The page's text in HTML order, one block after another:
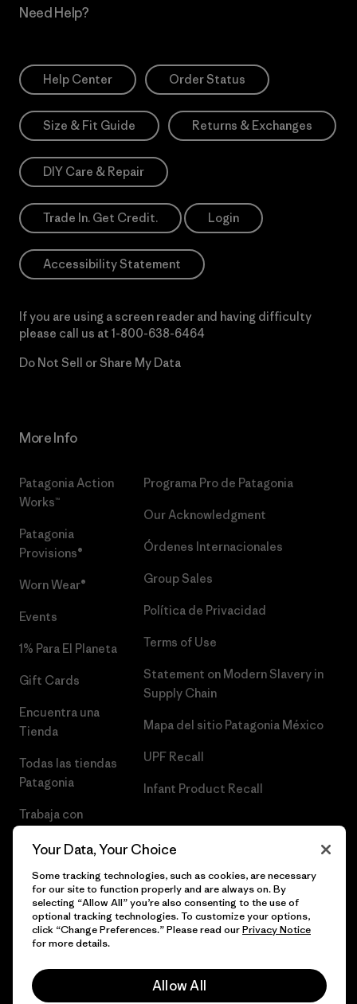
Need Help?
Help Center Order Status
Size & Fit Guide Returns & Exchanges
DIY Care & Repair
Trade In. Get Credit. Login
Accessibility Statement
If you are using a screen reader and having difficulty
please call us at 1-800-638-6464
Do Not Sell or Share My Data
More Info
Patagonia Action
Works™
Patagonia
Provisions®
Worn Wear®
Events
1% Para El Planeta
Gift Cards
Encuentra una
Tienda
Todas las tiendas
Patagonia
Trabaja con
Programa Pro de Patagonia
Our Acknowledgment
Órdenes Internacionales
Group Sales
Política de Privacidad
Terms of Use
Statement on Modern Slavery in
Supply Chain
Mapa del sitio Patagonia México
UPF Recall
Infant Product Recall
© 2026 Patagonia, Inc. Todos los derechos reservados.
Your Data, Your Choice
Some tracking technologies, such as cookies, are necessary
for our site to function properly and are always on. By
selecting “Allow All” you’re also consenting to the use of
optional tracking technologies. To customize your options,
click “Change Preferences.” Please read ourPrivacy Notice
for more details.
Allow All